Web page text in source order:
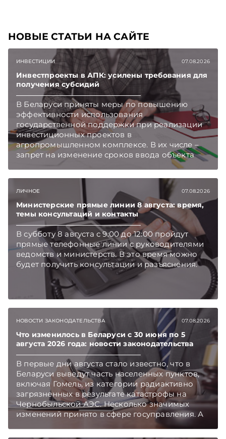
НОВЫЕ СТАТЬИ НА САЙТЕ
ИНВЕСТИЦИИ 07.08.2026
Инвестпроекты в АПК: усилены требования для
получения субсидий
В Беларуси приняты меры по повышению
эффективности использования
государственной поддержки при реализации
инвестиционных проектов в
агропромышленном комплексе. В их числе –
запрет на изменение сроков ввода объекта
инвестиций в эксплуатацию и его выхода на
Telegram‑канал и Viber. Главное об экономике
Беларуси — раньше, чем в новостях
TelegramViber
ЛИЧНОЕ 07.08.2026
Министерские прямые линии 8 августа: время,
темы консультаций и контакты
В субботу 8 августа с 9:00 до 12:00 пройдут
прямые телефонные линии с руководителями
ведомств и министерств. В это время можно
будет получить консультации и разъяснения.
НОВОСТИ ЗАКОНОДАТЕЛЬСТВА 07.08.2026
Что изменилось в Беларуси с 30 июня по 5
августа 2026 года: новости законодательства
В первые дни августа стало известно, что в
Беларуси выведут часть населенных пунктов,
включая Гомель, из категории радиактивно
загрязненных в результате катастрофы на
Чернобыльской АЭС. Несколько значимых
изменений принято в сфере госуправления. А
бизнесу вновь дали надежду на сокращение